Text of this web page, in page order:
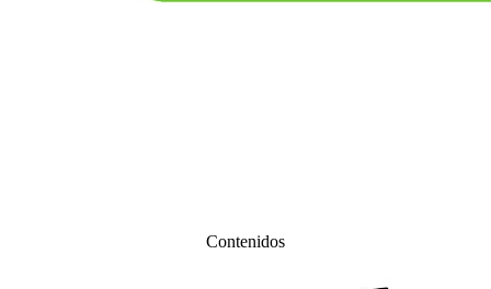
Contenidos